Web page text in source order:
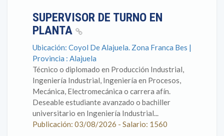
SUPERVISOR DE TURNO EN
PLANTA
Ubicación: Coyol De Alajuela. Zona Franca Bes |
Provincia : Alajuela
Técnico o diplomado en Producción Industrial,
Ingeniería Industrial, Ingeniería en Procesos,
Mecánica, Electromecánica o carrera afín.
Deseable estudiante avanzado o bachiller
universitario en Ingeniería Industrial...
Publicación: 03/08/2026 - Salario: 1560